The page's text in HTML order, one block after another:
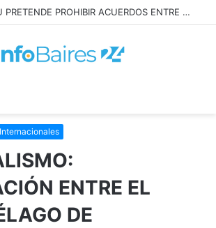
¡GRAVE! EEUU PRETENDE PROHIBIR ACUERDOS ENTRE CHINA Y UNA COOPERATIVA EN NEUQUÉN
Internacionales
ENTRE EL
DE